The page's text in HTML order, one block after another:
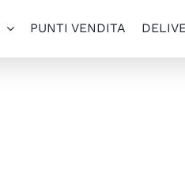
PUNTI VENDITA